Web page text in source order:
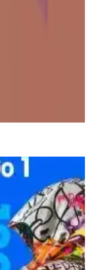
HD çözünürlük ve